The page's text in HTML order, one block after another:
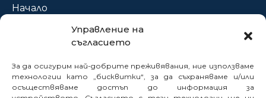
Управление на
съгласието
За да осигурим най-добрите преживявания, ние използваме
технологии като „бисквитки“, за да съхраняваме и/или
осъществяваме достъп до информация за
Начало
Новини
Нормативна база
Електронни услуги